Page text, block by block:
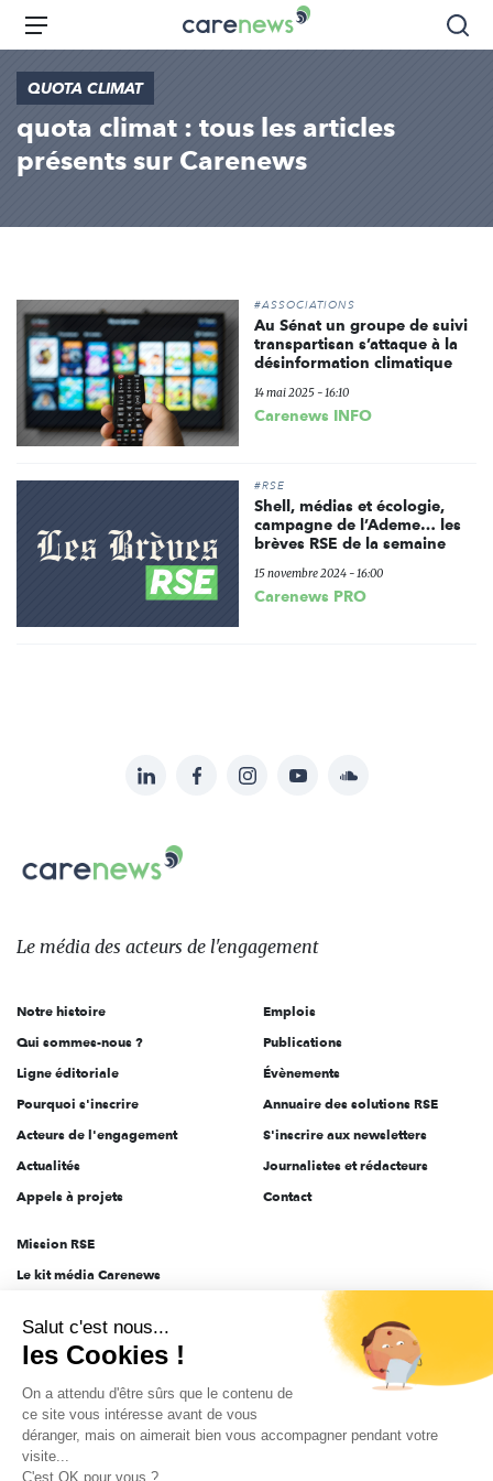
Aller
principal
Carenews,
Le
acteurs
de
l'engagement
Menu
QUOTA CLIMAT
quota climat : tous les articles
présents sur Carenews
#ASSOCIATIONS
Au Sénat un groupe de suivi
transpartisan s’attaque à la
désinformation climatique
14 mai 2025 - 16:10
Carenews INFO
#RSE
Shell, médias et écologie,
campagne de l’Ademe… les
brèves RSE de la semaine
15 novembre 2024 - 16:00
Carenews PRO
sur:
LinkedInFacebookInstagramYouTubeSoundcloud
Le
des
l'engagement
Le média des acteurs de l'engagement
Notre histoire
Qui sommes-nous ?
Ligne éditoriale
Pourquoi s'inscrire
Acteurs de l'engagement
Actualités
Appels à projets
Emplois
Publications
Évènements
Annuaire des solutions RSE
S'inscrire aux newsletters
Journalistes et rédacteurs
Contact
Mission RSE
Le kit média Carenews
AEF info
Novethic
PRODURABLE
Inclusiv Day
Salut c'est nous...
les Cookies !
On a attendu d'être sûrs que le contenu de
ce site vous intéresse avant de vous
déranger, mais on aimerait bien vous accompagner pendant votre
visite...
C'est OK pour vous ?